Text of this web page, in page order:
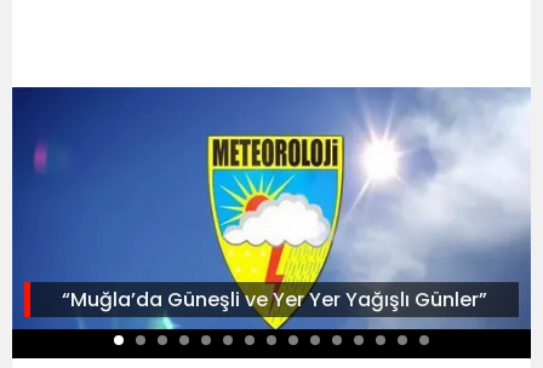
“Muğla’da Güneşli ve Yer Yer Yağışlı Günler”